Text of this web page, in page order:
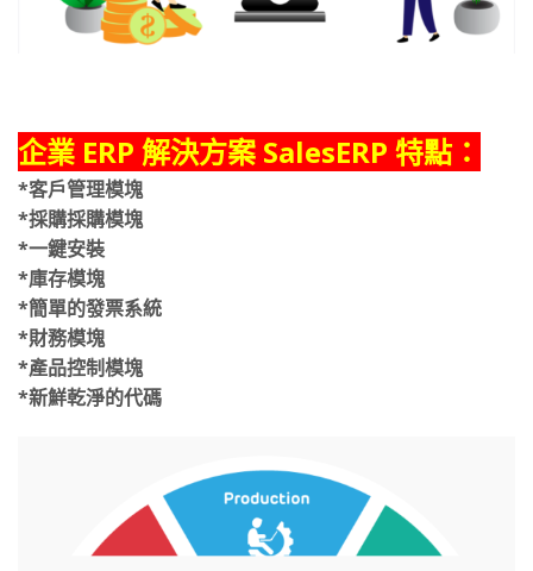
企業 ERP 解決方案 SalesERP 特點：
*客戶管理模塊
*採購採購模塊
*一鍵安裝
*庫存模塊
*簡單的發票系統
*財務模塊
*產品控制模塊
*新鮮乾淨的代碼